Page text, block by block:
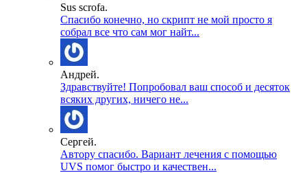
Sus scrofa.
Спасибо конечно, но скрипт не мой просто я
собрал все что сам мог найт...
Андрей.
Здравствуйте! Попробовал ваш способ и десяток
всяких других, ничего не...
Сергей.
Автору спасибо. Вариант лечения с помощью
UVS помог быстро и качествен...